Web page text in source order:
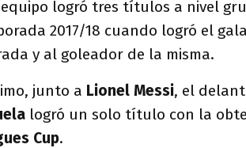
logró tres títulos a nivel
2017/18 cuando logró el
y al goleador de la misma.
junto a Lionel Messi, el
logró un solo título con la
Cup.